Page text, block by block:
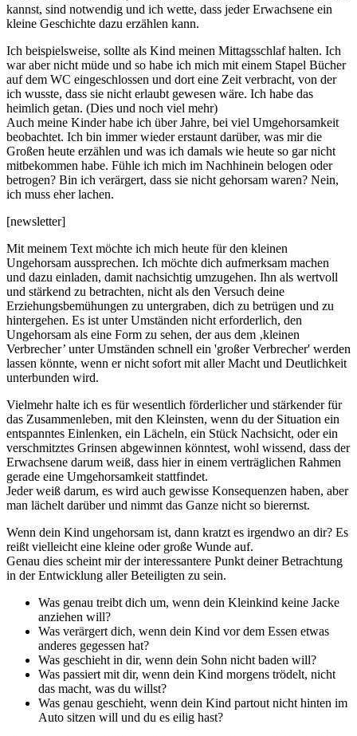
kannst, sind notwendig und ich wette, dass jeder Erwachsene ein
kleine Geschichte dazu erzählen kann.
Ich beispielsweise, sollte als Kind meinen Mittagsschlaf halten. Ich
war aber nicht müde und so habe ich mich mit einem Stapel Bücher
auf dem WC eingeschlossen und dort eine Zeit verbracht, von der
ich wusste, dass sie nicht erlaubt gewesen wäre. Ich habe das
heimlich getan. (Dies und noch viel mehr)
Auch meine Kinder habe ich über Jahre, bei viel Umgehorsamkeit
beobachtet. Ich bin immer wieder erstaunt darüber, was mir die
Großen heute erzählen und was ich damals wie heute so gar nicht
mitbekommen habe. Fühle ich mich im Nachhinein belogen oder
betrogen? Bin ich verärgert, dass sie nicht gehorsam waren? Nein,
ich muss eher lachen.
[newsletter]
Mit meinem Text möchte ich mich heute für den kleinen
Ungehorsam aussprechen. Ich möchte dich aufmerksam machen
und dazu einladen, damit nachsichtig umzugehen. Ihn als wertvoll
und stärkend zu betrachten, nicht als den Versuch deine
Erziehungsbemühungen zu untergraben, dich zu betrügen und zu
hintergehen. Es ist unter Umständen nicht erforderlich, den
Ungehorsam als eine Form zu sehen, der aus dem ‚kleinen
Verbrecher’ unter Umständen schnell ein 'großer Verbrecher' werden
lassen könnte, wenn er nicht sofort mit aller Macht und Deutlichkeit
unterbunden wird.
Vielmehr halte ich es für wesentlich förderlicher und stärkender für
das Zusammenleben, mit den Kleinsten, wenn du der Situation ein
entspanntes Einlenken, ein Lächeln, ein Stück Nachsicht, oder ein
verschmitztes Grinsen abgewinnen könntest, wohl wissend, dass der
Erwachsene darum weiß, dass hier in einem verträglichen Rahmen
gerade eine Umgehorsamkeit stattfindet.
Jeder weiß darum, es wird auch gewisse Konsequenzen haben, aber
man lächelt darüber und nimmt das Ganze nicht so bierernst.
Wenn dein Kind ungehorsam ist, dann kratzt es irgendwo an dir? Es
reißt vielleicht eine kleine oder große Wunde auf.
Genau dies scheint mir der interessantere Punkt deiner Betrachtung
in der Entwicklung aller Beteiligten zu sein.
Was genau treibt dich um, wenn dein Kleinkind keine Jacke
anziehen will?
Was verärgert dich, wenn dein Kind vor dem Essen etwas
anderes gegessen hat?
Was geschieht in dir, wenn dein Sohn nicht baden will?
Was passiert mit dir, wenn dein Kind morgens trödelt, nicht
das macht, was du willst?
Was genau geschieht, wenn dein Kind partout nicht hinten im
Auto sitzen will und du es eilig hast?